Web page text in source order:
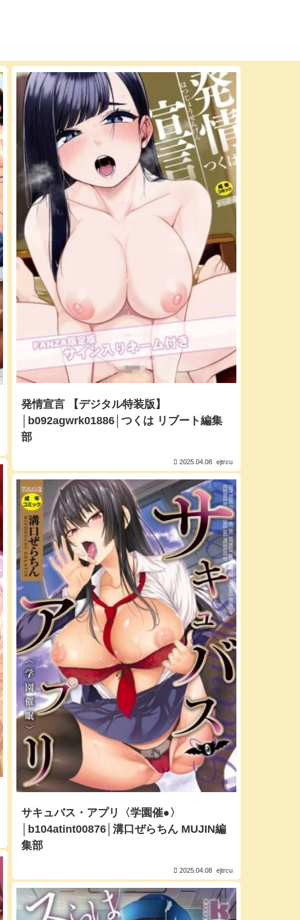
発情宣言 【デジタル特装版】
│b092agwrk01886│つくは リブート編集
部
2025.04.08 ejtrcu
サキュバス・アプリ〈学園催●〉
│b104atint00876│溝口ぜらちん MUJIN編
集部
2025.04.08 ejtrcu